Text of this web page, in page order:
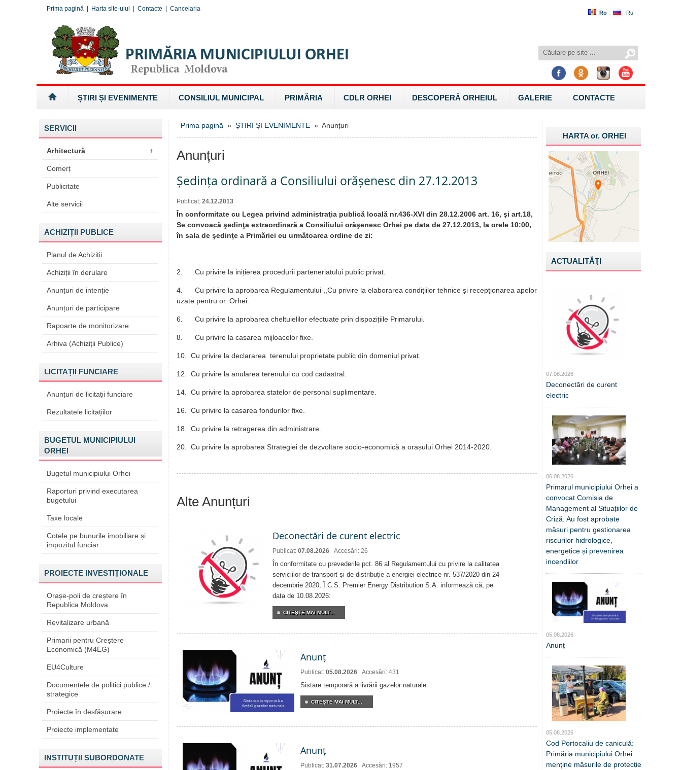
Ro Ru
Prima pagină Harta site-ului Contacte Cancelaria
ȘTIRI ȘI EVENIMENTE CONSILIUL MUNICIPAL PRIMĂRIA CDLR ORHEI DESCOPERĂ ORHEIUL GALERIE CONTACTE
SERVICII
Arhitectură +
Comerț
Publicitate
Alte servicii
ACHIZIȚII PUBLICE
Planul de Achiziții
Achiziții în derulare
Anunțuri de intenție
Anunțuri de participare
Rapoarte de monitorizare
Arhiva (Achiziții Publice)
LICITAȚII FUNCIARE
Anunțuri de licitații funciare
Rezultatele licitațiilor
BUGETUL MUNICIPIULUI
ORHEI
Bugetul municipiului Orhei
Raporturi privind executarea
bugetului
Taxe locale
Cotele pe bunurile imobiliare și
impozitul funciar
PROIECTE INVESTIȚIONALE
Orașe-poli de creștere în
Republica Moldova
Revitalizare urbană
Primarii pentru Creștere
Economică (M4EG)
EU4Culture
Documentele de politici publice /
strategice
Proiecte în desfășurare
Proiecte implementate
INSTITUȚII SUBORDONATE
Prima pagină » ȘTIRI ȘI EVENIMENTE » Anunțuri
Anunțuri
Ședința ordinară a Consiliului orășenesc din 27.12.2013
Publicat: 24.12.2013
În conformitate cu Legea privind administraţia publică locală nr.436-XVI din 28.12.2006 art. 16, şi art.18,
Se convoacă şedinţa extraordinară a Consiliului orăşenesc Orhei pe data de 27.12.2013, la orele 10:00,
în sala de şedinţe a Primăriei cu următoarea ordine de zi:
2. Cu privire la inițierea procedurii parteneriatului public privat.
4. Cu privire la aprobarea Regulamentului ,,Cu privire la elaborarea condițiilor tehnice și recepționarea apelor
uzate pentru or. Orhei.
6. Cu privire la aprobarea cheltuielilor efectuate prin dispozițiile Primarului.
8. Cu privire la casarea mijloacelor fixe.
10. Cu privire la declararea terenului proprietate public din domeniul privat.
12. Cu privire la anularea terenului cu cod cadastral.
14. Cu privire la aprobarea statelor de personal suplimentare.
16. Cu privire la casarea fondurilor fixe.
18. Cu privire la retragerea din administrare.
20. Cu privire la aprobarea Strategiei de dezvoltare socio-economică a orașului Orhei 2014-2020.
Alte Anunțuri
Deconectări de curent electric
Publicat: 07.08.2026 Accesări: 26
În conformitate cu prevederile pct. 86 al Regulamentului cu privire la calitatea
serviciilor de transport şi de distribuţie a energiei electrice nr. 537/2020 din 24
decembrie 2020, Î.C.S. Premier Energy Distribution S.A. informează că, pe
data de 10.08.2026:
CITEŞTE MAI MULT...
Anunț
Publicat: 05.08.2026 Accesări: 431
Sistare temporară a livrării gazelor naturale.
CITEŞTE MAI MULT...
Anunț
Publicat: 31.07.2026 Accesări: 1957
HARTA or.ORHEI
ACTUALITĂŢI
07.08.2026
Deconectări de curent
electric
06.08.2026
Primarul municipiului Orhei a
convocat Comisia de
Management al Situațiilor de
Criză. Au fost aprobate
măsuri pentru gestionarea
riscurilor hidrologice,
energetice și prevenirea
incendiilor
05.08.2026
Anunț
05.08.2026
Cod Portocaliu de caniculă:
Primăria municipiului Orhei
menține măsurile de protecție